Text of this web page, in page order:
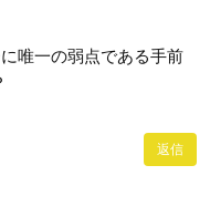
唯一の弱点である手前
返信